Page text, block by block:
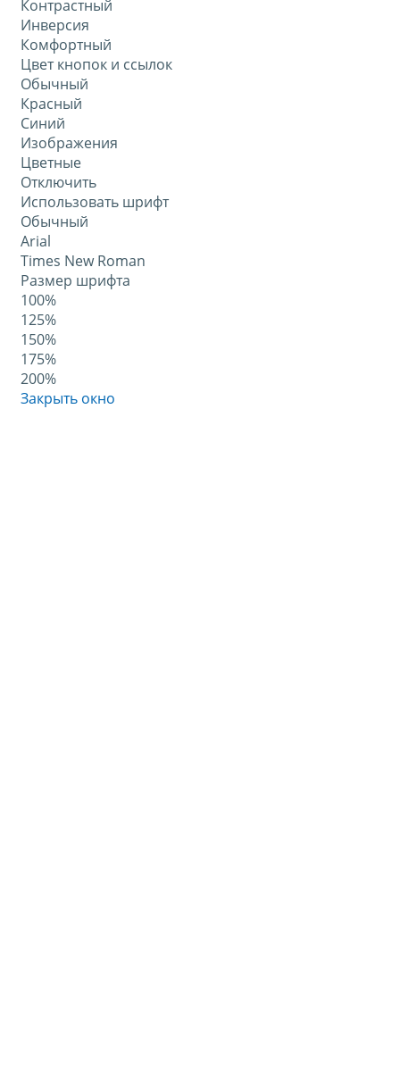
Контрастный
Инверсия
Комфортный
Цвет кнопок и ссылок
Обычный
Красный
Синий
Изображения
Цветные
Отключить
Использовать шрифт
Обычный
Arial
Times New Roman
Размер шрифта
100%
125%
150%
175%
200%
Закрыть окно